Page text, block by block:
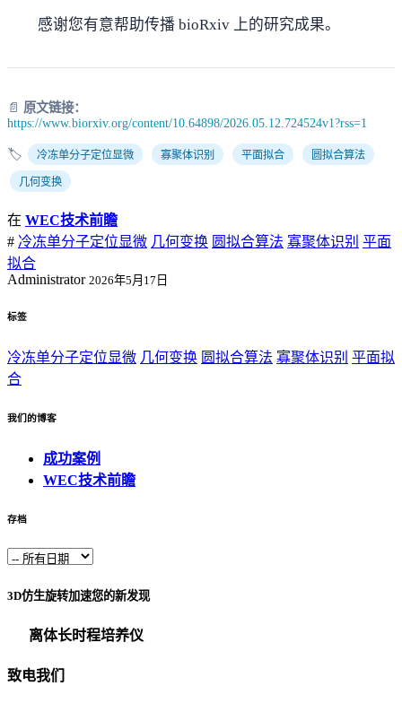
感谢您有意帮助传播 bioRxiv 上的研究成果。
📄 原文链接：
https://www.biorxiv.org/content/10.64898/2026.05.12.724524v1?rss=1
🏷️ 冷冻单分子定位显微 寡聚体识别 平面拟合 圆拟合算法
几何变换
在 WEC技术前瞻
# 冷冻单分子定位显微 几何变换 圆拟合算法 寡聚体识别 平面
拟合
Administrator 2026年5月17日
标签
冷冻单分子定位显微 几何变换 圆拟合算法 寡聚体识别 平面拟
合
我们的博客
成功案例
WEC技术前瞻
存档
3D仿生旋转加速您的新发现
离体长时程培养仪
致电我们